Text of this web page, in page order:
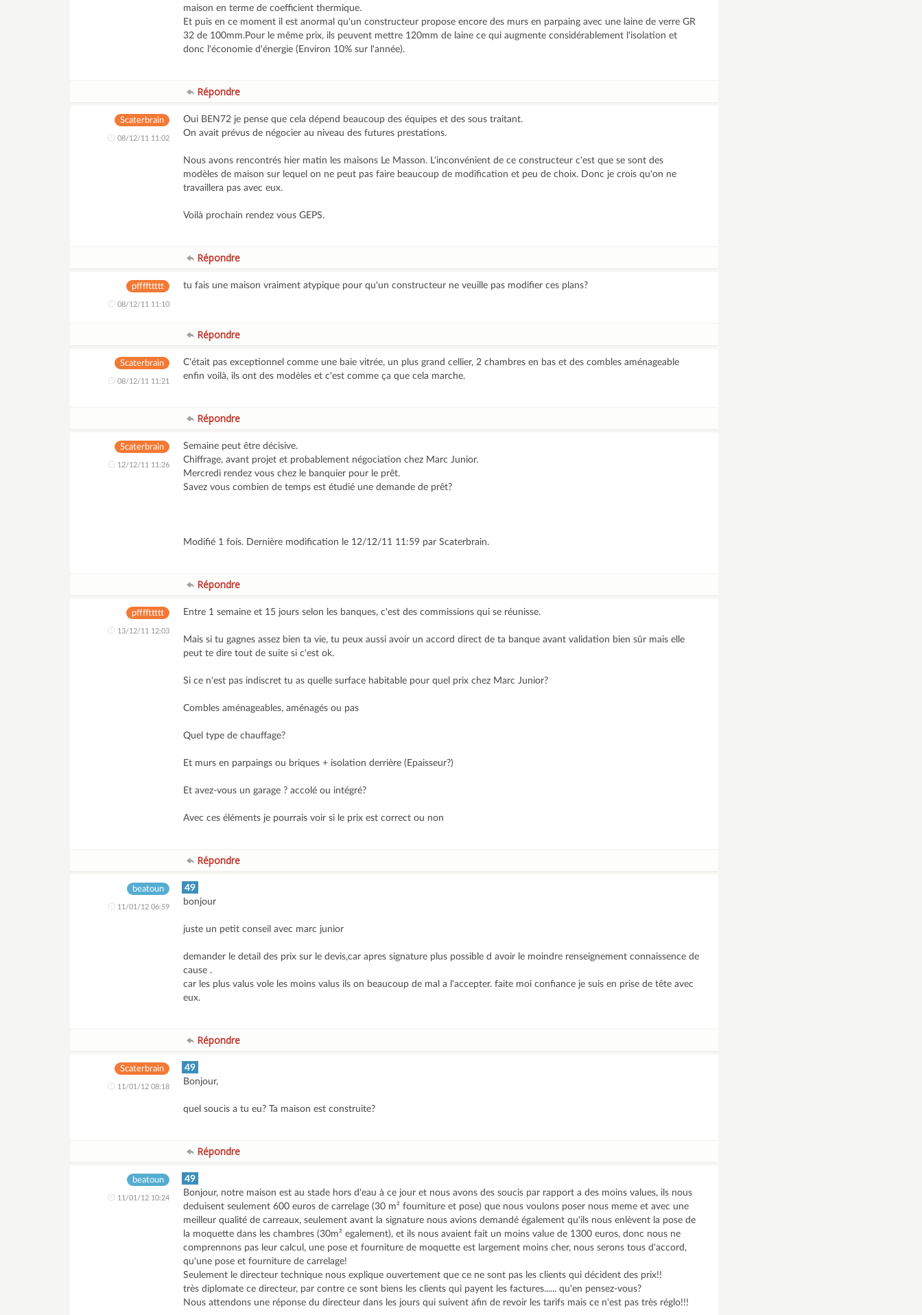
maison en terme de coefficient thermique.
Et puis en ce moment il est anormal qu'un constructeur propose encore des murs en parpaing avec une laine de verre GR
32 de 100mm.Pour le même prix, ils peuvent mettre 120mm de laine ce qui augmente considérablement l'isolation et
donc l'économie d'énergie (Environ 10% sur l'année).
Répondre
Scaterbrain
08/12/11 11:02
Oui BEN72 je pense que cela dépend beaucoup des équipes et des sous traitant.
On avait prévus de négocier au niveau des futures prestations.
Nous avons rencontrés hier matin les maisons Le Masson. L'inconvénient de ce constructeur c'est que se sont des
modèles de maison sur lequel on ne peut pas faire beaucoup de modification et peu de choix. Donc je crois qu'on ne
travaillera pas avec eux.
Voilà prochain rendez vous GEPS.
Répondre
pffffttttt
08/12/11 11:10
tu fais une maison vraiment atypique pour qu'un constructeur ne veuille pas modifier ces plans?
Répondre
Scaterbrain
08/12/11 11:21
C'était pas exceptionnel comme une baie vitrée, un plus grand cellier, 2 chambres en bas et des combles aménageable
enfin voilà, ils ont des modèles et c'est comme ça que cela marche.
Répondre
Scaterbrain
12/12/11 11:26
Semaine peut être décisive.
Chiffrage, avant projet et probablement négociation chez Marc Junior.
Mercredi rendez vous chez le banquier pour le prêt.
Savez vous combien de temps est étudié une demande de prêt?
Modifié 1 fois. Dernière modification le 12/12/11 11:59 par Scaterbrain.
Répondre
pffffttttt
13/12/11 12:03
Entre 1 semaine et 15 jours selon les banques, c'est des commissions qui se réunisse.
Mais si tu gagnes assez bien ta vie, tu peux aussi avoir un accord direct de ta banque avant validation bien sûr mais elle
peut te dire tout de suite si c'est ok.
Si ce n'est pas indiscret tu as quelle surface habitable pour quel prix chez Marc Junior?
Combles aménageables, aménagés ou pas
Quel type de chauffage?
Et murs en parpaings ou briques + isolation derrière (Epaisseur?)
Et avez-vous un garage ? accolé ou intégré?
Avec ces éléments je pourrais voir si le prix est correct ou non
Répondre
beatoun
11/01/12 06:59
49
bonjour
juste un petit conseil avec marc junior
demander le detail des prix sur le devis,car apres signature plus possible d avoir le moindre renseignement connaissence de
cause .
car les plus valus vole les moins valus ils on beaucoup de mal a l'accepter. faite moi confiance je suis en prise de tête avec
eux.
Répondre
Scaterbrain
11/01/12 08:18
49
Bonjour,
quel soucis a tu eu? Ta maison est construite?
Répondre
beatoun
11/01/12 10:24
49
Bonjour, notre maison est au stade hors d'eau à ce jour et nous avons des soucis par rapport a des moins values, ils nous
deduisent seulement 600 euros de carrelage (30 m² fourniture et pose) que nous voulons poser nous meme et avec une
meilleur qualité de carreaux, seulement avant la signature nous avions demandé également qu'ils nous enlèvent la pose de
la moquette dans les chambres (30m² egalement), et ils nous avaient fait un moins value de 1300 euros, donc nous ne
comprennons pas leur calcul, une pose et fourniture de moquette est largement moins cher, nous serons tous d'accord,
qu'une pose et fourniture de carrelage!
Seulement le directeur technique nous explique ouvertement que ce ne sont pas les clients qui décident des prix!!
très diplomate ce directeur, par contre ce sont biens les clients qui payent les factures...... qu'en pensez-vous?
Nous attendons une réponse du directeur dans les jours qui suivent afin de revoir les tarifs mais ce n'est pas très réglo!!!